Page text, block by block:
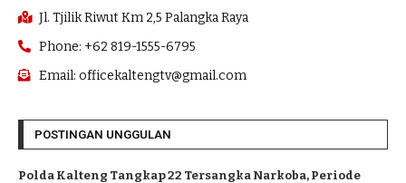
Jl. Tjilik Riwut Km 2,5 Palangka Raya
Phone: +62 819-1555-6795
Email: officekaltengtv@gmail.com
POSTINGAN UNGGULAN
Polda Kalteng Tangkap 22 Tersangka Narkoba, Periode